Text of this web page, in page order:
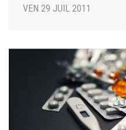
VEN 29 JUIL 2011